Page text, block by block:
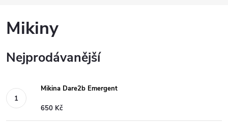
Mikiny
Nejprodávanější
Mikina Dare2b Emergent
650 Kč